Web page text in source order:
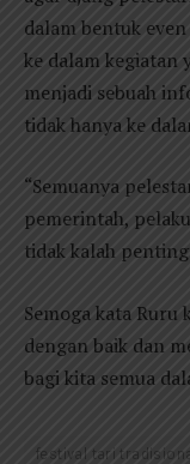
dalam bentuk
ke dalam kegiatan
menjadi sebuah
tidak hanya ke
“Semuanya
pemerintah,
tidak kalah
Semoga kata
dengan baik dan
bagi kita semua
festival tari tradisional